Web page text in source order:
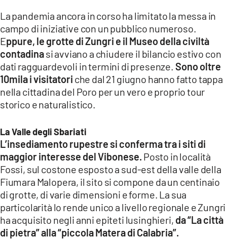
LACTV.IT
LACONAIR.IT
LACITYMAG.IT
ILREGGINO.IT
ILVIBONESE.IT
CATANZAROCHANNEL.IT
LACAPITALENEWS.IT
App
ANDROID
La pandemia ancora in corso ha limitato la messa in
campo di iniziative con un pubblico numeroso.
Eppure, le grotte di Zungri e il Museo della civiltà
contadinasi avviano a chiudere il bilancio estivo con
dati ragguardevoli in termini di presenze. Sono oltre
10mila i visitatori che dal 21 giugno hanno fatto tappa
nella cittadina del Poro per un vero e proprio tour
storico e naturalistico.
La Valle degli Sbariati
L’insediamento rupestre si conferma tra i siti di
maggior interesse del Vibonese. Posto in località
Fossi, sul costone esposto a sud-est della valle della
Fiumara Malopera, il sito si compone da un centinaio
di grotte, di varie dimensioni e forme. La sua
particolarità lo rende unico a livello regionale e Zungri
ha acquisito negli anni epiteti lusinghieri, da “La città
di pietra” alla “piccola Matera di Calabria”.